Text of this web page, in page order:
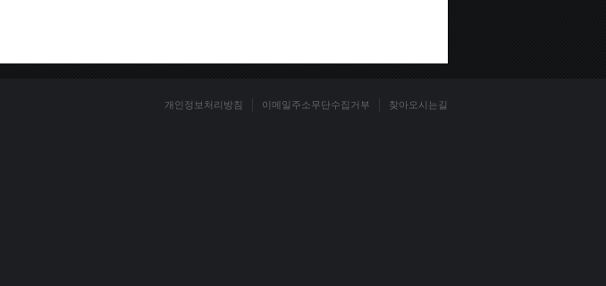
개인정보처리방침 이메일주소무단수집거부 찾아오시는길